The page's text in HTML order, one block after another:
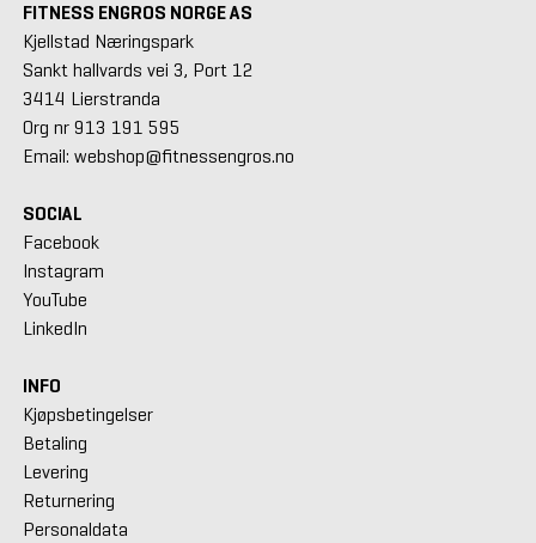
FITNESS ENGROS NORGE AS
Kjellstad Næringspark
Sankt hallvards vei 3, Port 12
3414 Lierstranda
Org nr 913 191 595
Email: webshop@fitnessengros.no
SOCIAL
Facebook
Instagram
YouTube
LinkedIn
INFO
Kjøpsbetingelser
Betaling
Levering
Returnering
Personaldata